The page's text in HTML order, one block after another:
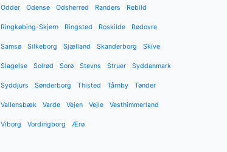
Odder Odense Odsherred Randers Rebild
Ringkøbing-Skjern Ringsted Roskilde Rødovre
Samsø Silkeborg Sjælland Skanderborg Skive
Slagelse Solrød Sorø Stevns Struer Syddanmark
Syddjurs Sønderborg Thisted Tårnby Tønder
Vallensbæk Varde Vejen Vejle Vesthimmerland
Viborg Vordingborg Ærø